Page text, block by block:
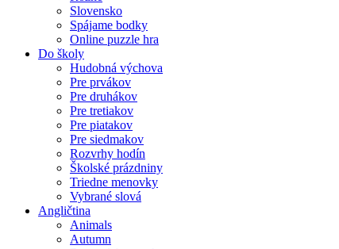
Slovensko
Spájame bodky
Online puzzle hra
Do školy
Hudobná výchova
Pre prvákov
Pre druhákov
Pre tretiakov
Pre piatakov
Pre siedmakov
Rozvrhy hodín
Školské prázdniny
Triedne menovky
Vybrané slová
Angličtina
Animals
Autumn